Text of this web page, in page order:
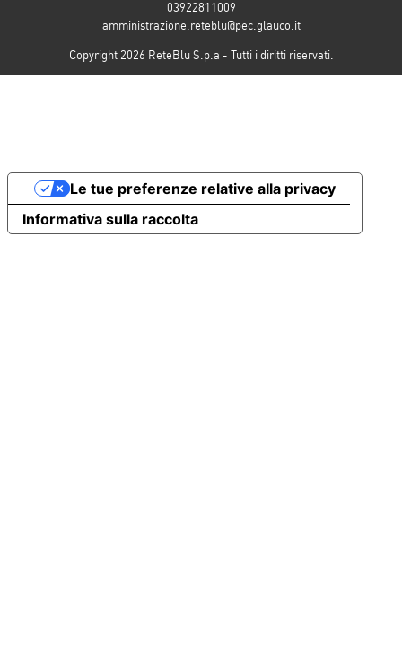
03922811009
amministrazione.reteblu@pec.glauco.it
Copyright 2026 ReteBlu S.p.a - Tutti i diritti riservati.
Informativa sulla raccolta
Le tue preferenze relative alla privacy